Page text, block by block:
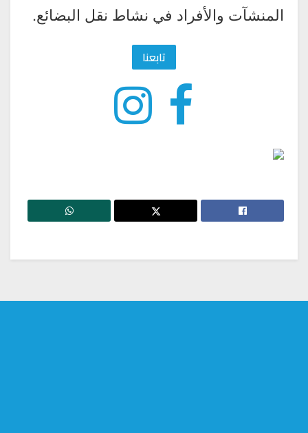
المنشآت والأفراد في نشاط نقل البضائع.
تابعنا